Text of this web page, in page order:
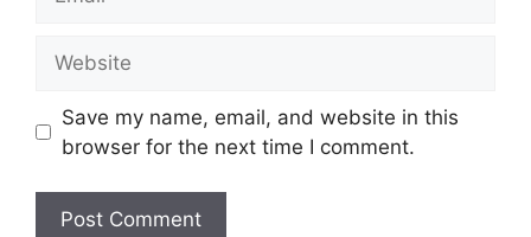
Save my name, email, and website in this
browser for the next time I comment.